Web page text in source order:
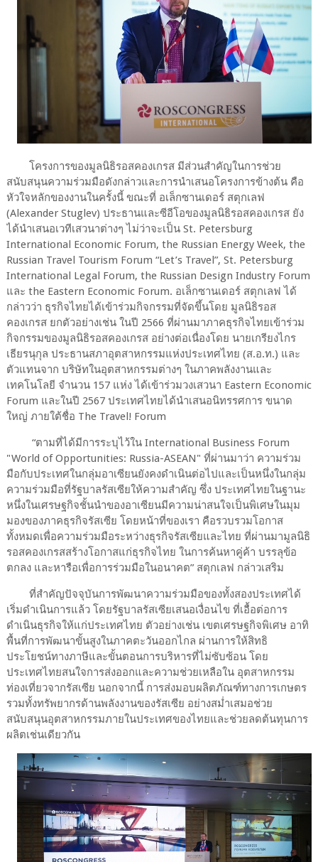
โครงการของมูลนิธิรอสคองเกรส มีส่วนสำคัญในการช่วย
สนับสนุนความร่วมมือดังกล่าวและการนำเสนอโครงการข้างต้น คือ
หัวใจหลักของงานในครั้งนี้ ขณะที่ อเล็กซานเดอร์ สตุกเลฟ
(Alexander Stuglev) ประธานและซีอีโอของมูลนิธิรอสคองเกรส ยัง
ได้นำเสนอเวทีเสวนาต่างๆ ไม่ว่าจะเป็น St. Petersburg
International Economic Forum, the Russian Energy Week, the
Russian Travel Tourism Forum “Let’s Travel”, St. Petersburg
International Legal Forum, the Russian Design Industry Forum
และ the Eastern Economic Forum. อเล็กซานเดอร์ สตุกเลฟ ได้
กล่าวว่า ธุรกิจไทยได้เข้าร่วมกิจกรรมที่จัดขึ้นโดย มูลนิธิรอส
คองเกรส ยกตัวอย่างเช่น ในปี 2566 ที่ผ่านมาภาคธุรกิจไทยเข้าร่วม
กิจกรรมของมูลนิธิรอสคองเกรส อย่างต่อเนื่องโดย นายเกรียงไกร
เธียรนุกุล ประธานสภาอุตสาหกรรมแห่งประเทศไทย (ส.อ.ท.) และ
ตัวแทนจาก บริษัทในอุตสาหกรรมต่างๆ ในภาคพลังงานและ
เทคโนโลยี จำนวน 157 แห่ง ได้เข้าร่วมวงเสวนา Eastern Economic
Forum และในปี 2567 ประเทศไทยได้นำเสนอนิทรรศการ ขนาด
ใหญ่ ภายใต้ชื่อ The Travel! Forum
“ตามที่ได้มีการระบุไว้ใน International Business Forum
"World of Opportunities: Russia-ASEAN" ที่ผ่านมาว่า ความร่วม
มือกับประเทศในกลุ่มอาเซียนยังคงดำเนินต่อไปและเป็นหนึ่งในกลุ่ม
ความร่วมมือที่รัฐบาลรัสเซียให้ความสำคัญ ซึ่ง ประเทศไทยในฐานะ
หนึ่งในเศรษฐกิจชั้นนำของอาเซียนมีความน่าสนใจเป็นพิเศษในมุม
มองของภาคธุรกิจรัสเซีย โดยหน้าที่ของเรา คือรวบรวมโอกาส
ทั้งหมดเพื่อความร่วมมือระหว่างธุรกิจรัสเซียและไทย ที่ผ่านมามูลนิธิ
รอสคองเกรสสร้างโอกาสแก่ธุรกิจไทย ในการค้นหาคู่ค้า บรรลุข้อ
ตกลง และหารือเพื่อการร่วมมือในอนาคต” สตุกเลฟ กล่าวเสริม
ที่สำคัญปัจจุบันการพัฒนาความร่วมมือของทั้งสองประเทศได้
เริ่มดำเนินการแล้ว โดยรัฐบาลรัสเซียเสนอเงื่อนไข ที่เอื้อต่อการ
ดำเนินธุรกิจให้แก่ประเทศไทย ตัวอย่างเช่น เขตเศรษฐกิจพิเศษ อาทิ
พื้นที่การพัฒนาขั้นสูงในภาคตะวันออกไกล ผ่านการให้สิทธิ
ประโยชน์ทางภาษีและขั้นตอนการบริหารที่ไม่ซับซ้อน โดย
ประเทศไทยสนใจการส่งออกและความช่วยเหลือใน อุตสาหกรรม
ท่องเที่ยวจากรัสเซีย นอกจากนี้ การส่งมอบผลิตภัณฑ์ทางการเกษตร
รวมทั้งทรัพยากรด้านพลังงานของรัสเซีย อย่างสม่ำเสมอช่วย
สนับสนุนอุตสาหกรรมภายในประเทศของไทยและช่วยลดต้นทุนการ
ผลิตเช่นเดียวกัน